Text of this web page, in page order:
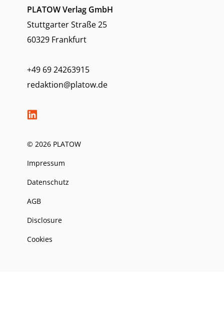
PLATOW Verlag GmbH
Stuttgarter Straße 25
60329 Frankfurt
+49 69 24263915
redaktion@platow.de
© 2026 PLATOW
Impressum
Datenschutz
AGB
Disclosure
Cookies